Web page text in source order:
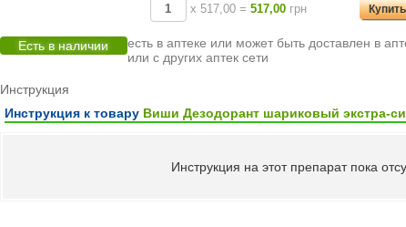
х 517,00 = 517,00 грн Купить
Есть в наличии
есть в аптеке или может быть доставлен в
или с других аптек сети
Инструкция
Инструкция к товару Виши Дезодорант шариковый экстра-
Инструкция на этот препарат пока